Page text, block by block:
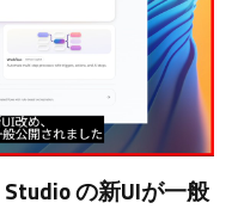
の新UIが一般